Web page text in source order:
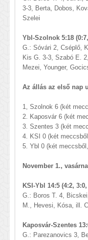
3-3, Berta, Dobos,
Szelei
Ybl-Szolnok 5:18
G.: Sóvári 2, Cséplő,
Kis G. 3-3, Szabó E.
Mezei, Younger,
Az állás az első nap
1, Szolnok 6 (két
2. Kaposvár 6 (két
3. Szentes 3 (két
4. KSI 0 (két
5. Ybl 0 (két
November 1.,
KSI-Ybl 14:5 (4:2,
G.: Boros T. 4,
M., Hevesi, Kósa, ill.
Kaposvár-Szentes
G.: Parezanovics 3,